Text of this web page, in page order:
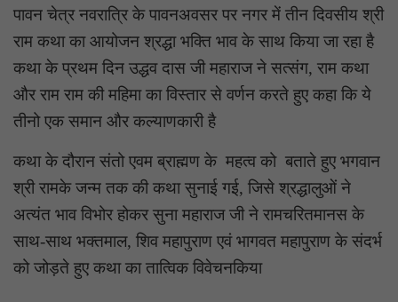
पावन चेत्र नवरात्रि के पावनअवसर पर नगर में तीन दिवसीय श्री
राम कथा का आयोजन श्रद्धा भक्ति भाव के साथ किया जा रहा है
कथा के प्रथम दिन उद्धव दास जी महाराज ने सत्संग, राम कथा
और राम राम की महिमा का विस्तार से वर्णन करते हुए कहा कि ये
तीनो एक समान और कल्याणकारी है
कथा के दौरान संतो एवम ब्राह्मण के महत्व को बताते हुए भगवान
श्री रामके जन्म तक की कथा सुनाई गई, जिसे श्रद्धालुओं ने
अत्यंत भाव विभोर होकर सुना महाराज जी ने रामचरितमानस के
साथ-साथ भक्तमाल, शिव महापुराण एवं भागवत महापुराण के संदर्भ
को जोड़ते हुए कथा का तात्विक विवेचनकिया